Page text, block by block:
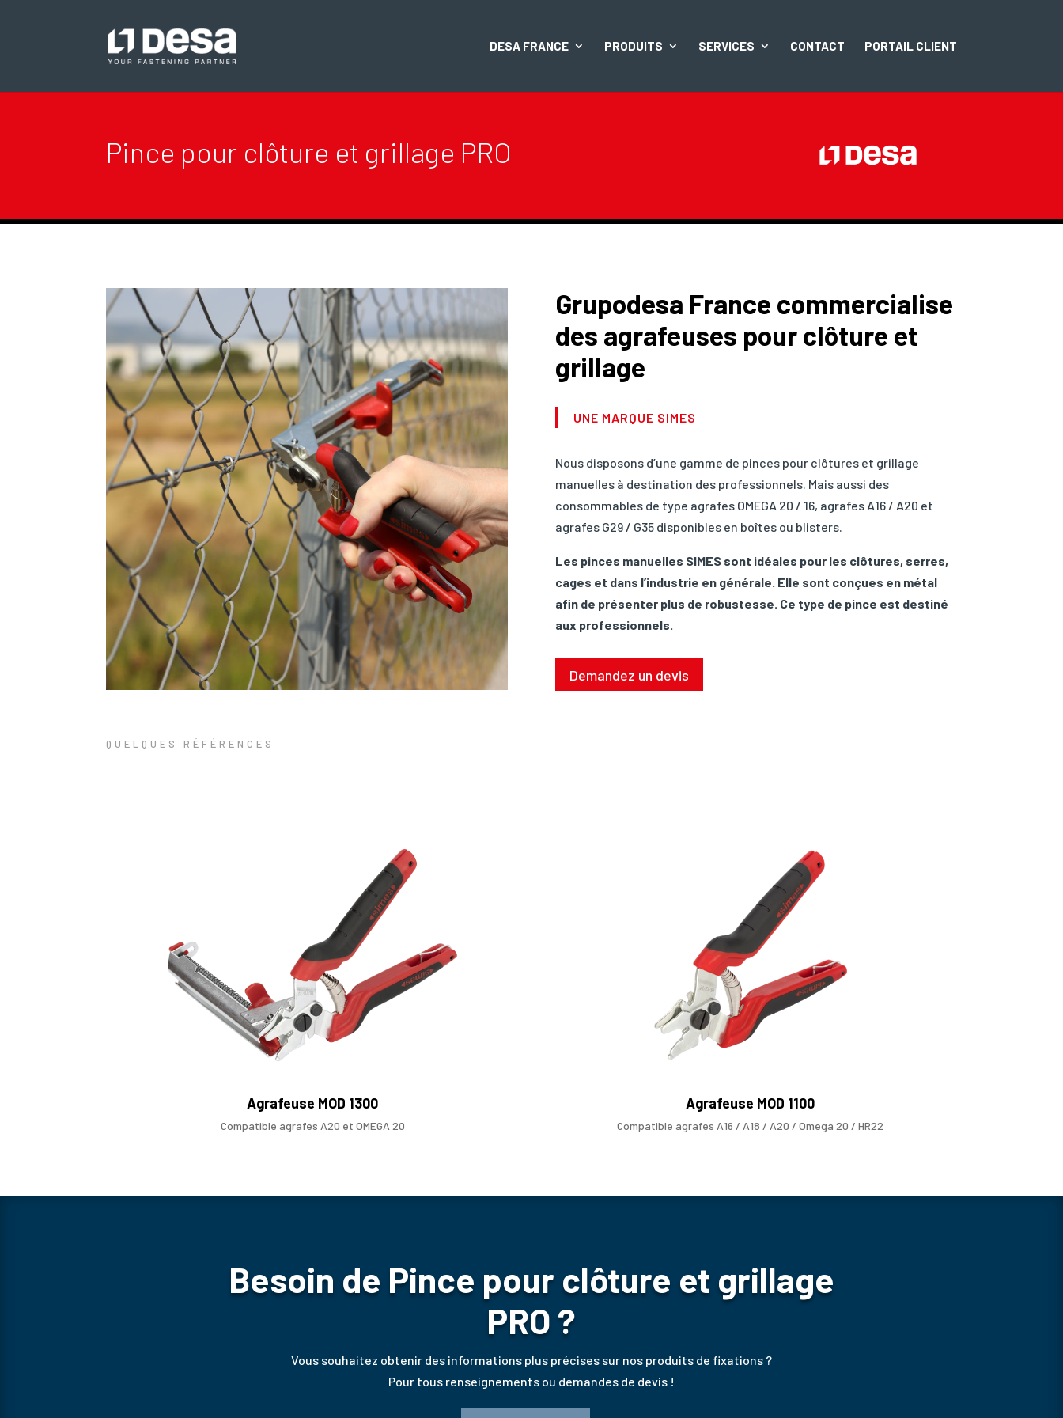
DESA FRANCE PRODUITS SERVICES CONTACT PORTAIL CLIENT
Pince pour clôture et grillage PRO
Grupodesa France commercialise
des agrafeuses pour clôture et
grillage
UNE MARQUE SIMES
Nous disposons d’une gamme de pinces pour clôtures et grillage
manuelles à destination des professionnels. Mais aussi des
consommables de type agrafes OMEGA 20 / 16, agrafes A16 / A20 et
agrafes G29 / G35 disponibles en boîtes ou blisters.
Les pinces manuelles SIMES sont idéales pour les clôtures, serres,
cages et dans l’industrie en générale. Elle sont conçues en métal
afin de présenter plus de robustesse. Ce type de pince est destiné
aux professionnels.
Demandez un devis
QUELQUES RÉFÉRENCES
Agrafeuse MOD 1300
Compatible agrafes A20 et OMEGA 20
Agrafeuse MOD 1100
Compatible agrafes A16 / A18 / A20 / Omega 20 / HR22
Besoin de Pince pour clôture et grillage
PRO ?
Vous souhaitez obtenir des informations plus précises sur nos produits de fixations ?
Pour tous renseignements ou demandes de devis !